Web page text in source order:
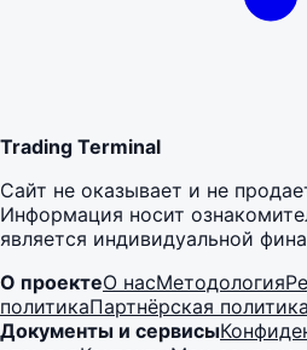
Trading Terminal
Сайт не оказывает и не
Информация носит
является индивидуальной
О проектеО насМетодология
политикаПартнёрская политика
Документы и сервисы